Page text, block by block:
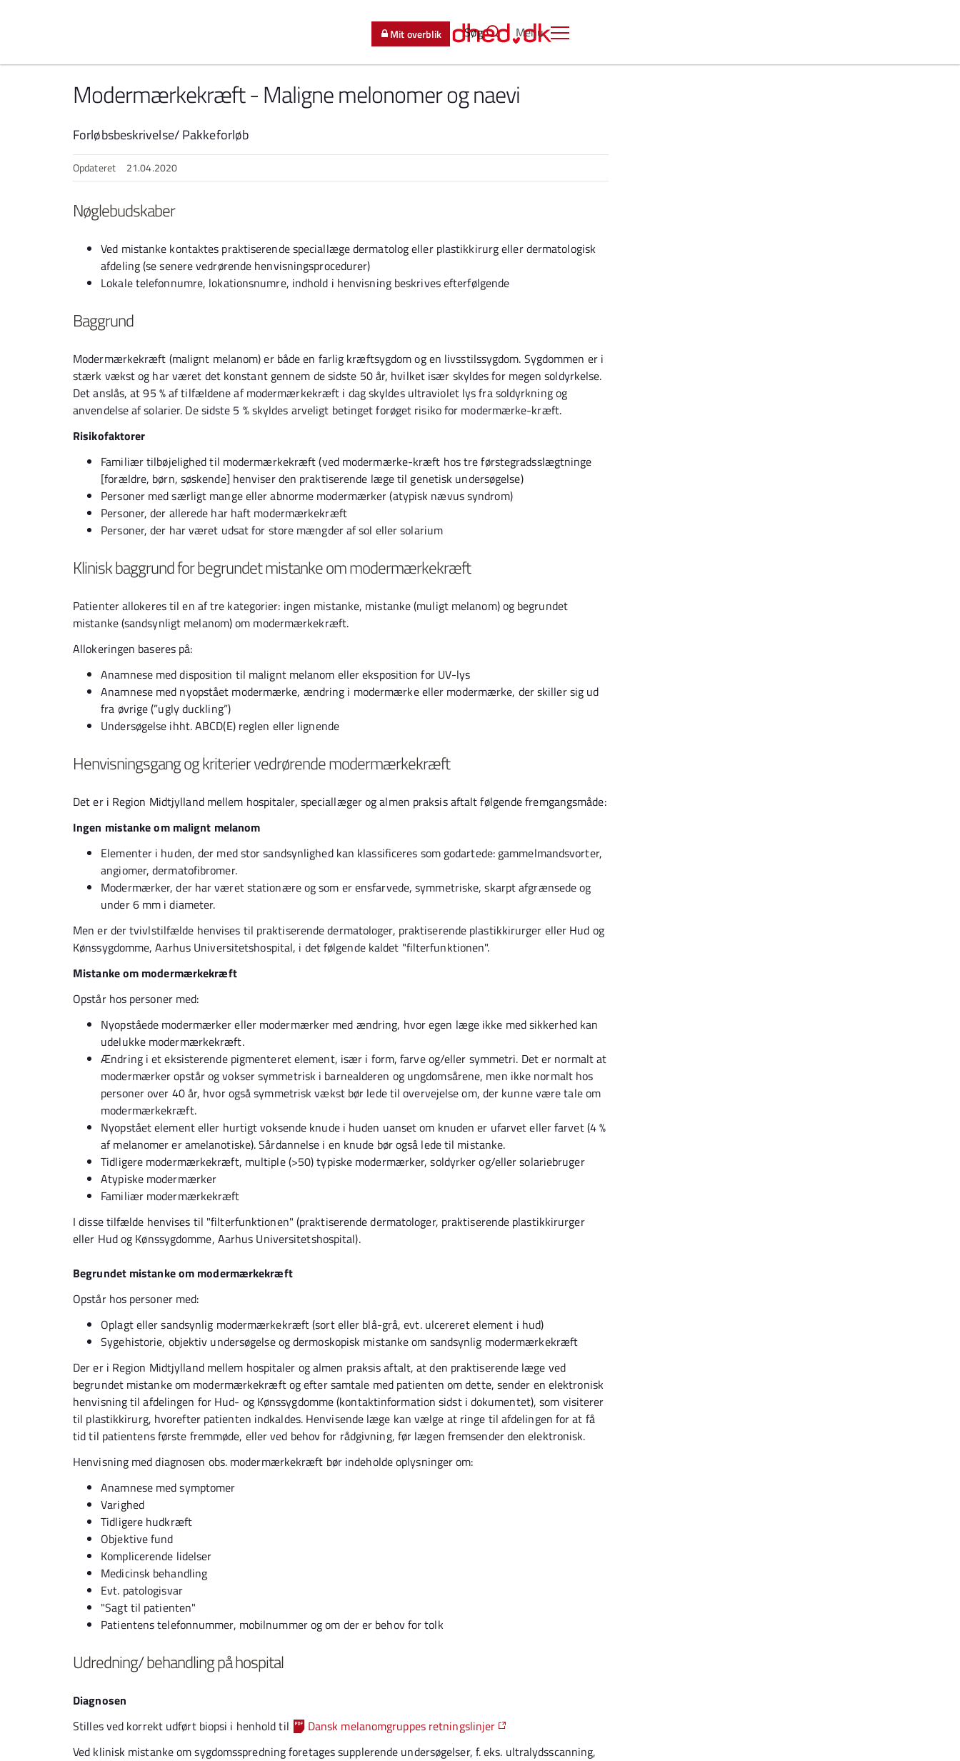
Menu
Søg
Mit overblik
Modermærkekræft - Maligne melonomer og naevi
Forløbsbeskrivelse/ Pakkeforløb
Opdateret 21.04.2020
Nøglebudskaber
Ved mistanke kontaktes praktiserende speciallæge dermatolog eller plastikkirurg eller dermatologisk
afdeling (se senere vedrørende henvisningsprocedurer)
Lokale telefonnumre, lokationsnumre, indhold i henvisning beskrives efterfølgende
Baggrund
Modermærkekræft (malignt melanom) er både en farlig kræftsygdom og en livsstilssygdom. Sygdommen er i
stærk vækst og har været det konstant gennem de sidste 50 år, hvilket især skyldes for megen soldyrkelse.
Det anslås, at 95 % af tilfældene af modermærkekræft i dag skyldes ultraviolet lys fra soldyrkning og
anvendelse af solarier. De sidste 5 % skyldes arveligt betinget forøget risiko for modermærke-kræft.
Risikofaktorer
Familiær tilbøjelighed til modermærkekræft (ved modermærke-kræft hos tre førstegradsslægtninge
[forældre, børn, søskende] henviser den praktiserende læge til genetisk undersøgelse)
Personer med særligt mange eller abnorme modermærker (atypisk nævus syndrom)
Personer, der allerede har haft modermærkekræft
Personer, der har været udsat for store mængder af sol eller solarium
Klinisk baggrund for begrundet mistanke om modermærkekræft
Patienter allokeres til en af tre kategorier: ingen mistanke, mistanke (muligt melanom) og begrundet
mistanke (sandsynligt melanom) om modermærkekræft.
Allokeringen baseres på:
Anamnese med disposition til malignt melanom eller eksposition for UV-lys
Anamnese med nyopstået modermærke, ændring i modermærke eller modermærke, der skiller sig ud
fra øvrige (”ugly duckling”)
Undersøgelse ihht. ABCD(E) reglen eller lignende
Henvisningsgang og kriterier vedrørende modermærkekræft
Det er i Region Midtjylland mellem hospitaler, speciallæger og almen praksis aftalt følgende fremgangsmåde:
Ingen mistanke om malignt melanom
Elementer i huden, der med stor sandsynlighed kan klassificeres som godartede: gammelmandsvorter,
angiomer, dermatofibromer.
Modermærker, der har været stationære og som er ensfarvede, symmetriske, skarpt afgrænsede og
under 6 mm i diameter.
Men er der tvivlstilfælde henvises til praktiserende dermatologer, praktiserende plastikkirurger eller Hud og
Kønssygdomme, Aarhus Universitetshospital, i det følgende kaldet "filterfunktionen".
Mistanke om modermærkekræft
Opstår hos personer med:
Nyopståede modermærker eller modermærker med ændring, hvor egen læge ikke med sikkerhed kan
udelukke modermærkekræft.
Ændring i et eksisterende pigmenteret element, især i form, farve og/eller symmetri. Det er normalt at
modermærker opstår og vokser symmetrisk i barnealderen og ungdomsårene, men ikke normalt hos
personer over 40 år, hvor også symmetrisk vækst bør lede til overvejelse om, der kunne være tale om
modermærkekræft.
Nyopstået element eller hurtigt voksende knude i huden uanset om knuden er ufarvet eller farvet (4 %
af melanomer er amelanotiske). Sårdannelse i en knude bør også lede til mistanke.
Tidligere modermærkekræft, multiple (>50) typiske modermærker, soldyrker og/eller solariebruger
Atypiske modermærker
Familiær modermærkekræft
I disse tilfælde henvises til "filterfunktionen" (praktiserende dermatologer, praktiserende plastikkirurger
eller Hud og Kønssygdomme, Aarhus Universitetshospital).
Begrundet mistanke om modermærkekræft
Opstår hos personer med:
Oplagt eller sandsynlig modermærkekræft (sort eller blå-grå, evt. ulcereret element i hud)
Sygehistorie, objektiv undersøgelse og dermoskopisk mistanke om sandsynlig modermærkekræft
Der er i Region Midtjylland mellem hospitaler og almen praksis aftalt, at den praktiserende læge ved
begrundet mistanke om modermærkekræft og efter samtale med patienten om dette, sender en elektronisk
henvisning til afdelingen for Hud- og Kønssygdomme (kontaktinformation sidst i dokumentet), som visiterer
til plastikkirurg, hvorefter patienten indkaldes. Henvisende læge kan vælge at ringe til afdelingen for at få
tid til patientens første fremmøde, eller ved behov for rådgivning, før lægen fremsender den elektronisk.
Henvisning med diagnosen obs. modermærkekræft bør indeholde oplysninger om:
Anamnese med symptomer
Varighed
Tidligere hudkræft
Objektive fund
Komplicerende lidelser
Medicinsk behandling
Evt. patologisvar
"Sagt til patienten"
Patientens telefonnummer, mobilnummer og om der er behov for tolk
Udredning/ behandling på hospital
Diagnosen
Stilles ved korrekt udført biopsi i henhold til
Dansk melanomgruppes retningslinjer
Ved klinisk mistanke om sygdomsspredning foretages supplerende undersøgelser, f. eks. ultralydsscanning,